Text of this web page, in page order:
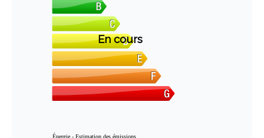
En cours
Énergie - Estimation des émissions